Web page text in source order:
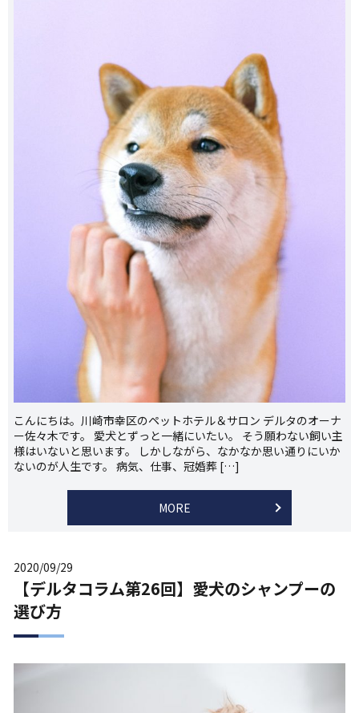
こんにちは。川崎市幸区のペットホテル＆サロン デルタのオーナ
ー佐々木です。 愛犬とずっと一緒にいたい。 そう願わない飼い主
様はいないと思います。 しかしながら、なかなか思い通りにいか
ないのが人生です。 病気、仕事、冠婚葬 […]
MORE
2020/09/29
【デルタコラム第26回】愛犬のシャンプーの
選び方